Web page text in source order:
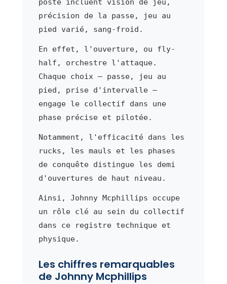
poste incluent vision de jeu,
précision de la passe, jeu au
pied varié, sang-froid.
En effet, l'ouverture, ou fly-
half, orchestre l'attaque.
Chaque choix — passe, jeu au
pied, prise d'intervalle —
engage le collectif dans une
phase précise et pilotée.
Notamment, l'efficacité dans les
rucks, les mauls et les phases
de conquête distingue les demi
d'ouvertures de haut niveau.
Ainsi, Johnny Mcphillips occupe
un rôle clé au sein du collectif
dans ce registre technique et
physique.
Les chiffres remarquables
de Johnny Mcphillips